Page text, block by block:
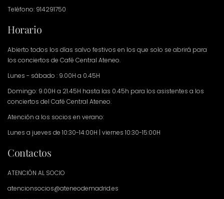
Teléfono: 914291750
Horario
Abierto todos los días salvo festivos en los que solo se abrirá para
los conciertos de Café Central Ateneo.
Lunes - sábado : 9.00H a 0.45H
Domingo: 9.00H a 21.45H hasta las 0.45h para los asistentes a los
conciertos del Café Central Ateneo.
Atención a los socios en verano:
Lunes a jueves de 10:30-14:00H | viernes 10:30-15:00H
Contactos
ATENCIÓN AL SOCIO
atencionsocios@ateneodemadrid.es